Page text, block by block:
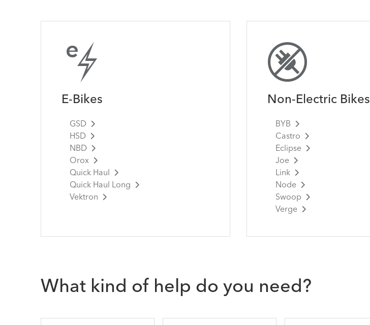
E-Bikes
GSD
HSD
NBD
Orox
Quick Haul
Quick Haul Long
Vektron
Non-Electric Bikes
BYB
Castro
Eclipse
Joe
Link
Node
Swoop
Verge
What kind of help do you need?